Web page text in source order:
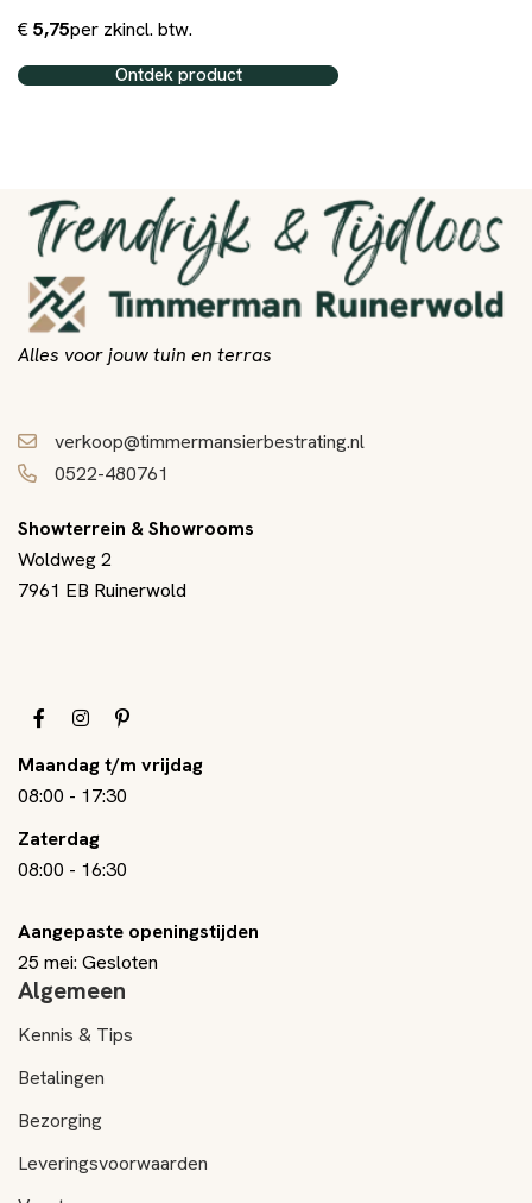
€5,75per zkincl. btw.
Ontdek product
Alles voor jouw tuin en terras
verkoop@timmermansierbestrating.nl
0522-480761
Showterrein & Showrooms
Woldweg 2
7961 EB Ruinerwold
Maandag t/m vrijdag
08:00 - 17:30
Zaterdag
08:00 - 16:30
Aangepaste openingstijden
25 mei: Gesloten
Algemeen
Kennis & Tips
Betalingen
Bezorging
Leveringsvoorwaarden